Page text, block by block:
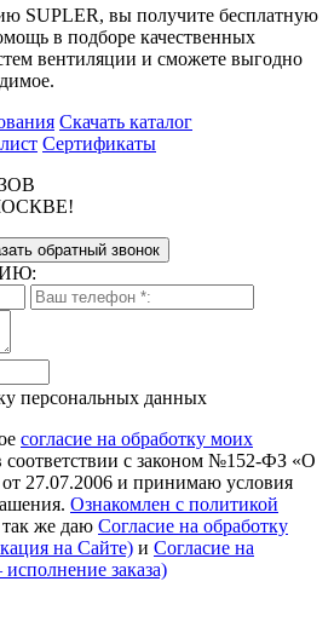
SUPLER, вы получите бесплатную
в подборе качественных
вентиляции и сможете выгодно
Скачать каталог
Сертификаты
обратный звонок
персональных данных
согласие на обработку моих
соответствии с законом №152-ФЗ «О
27.07.2006 и принимаю условия
Ознакомлен с политикой
так же даю Согласие на обработку
на Сайте) и Согласие на
заказа)